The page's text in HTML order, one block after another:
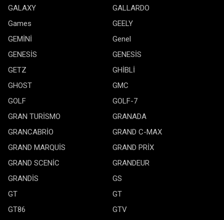
GALAXY
GALLARDO
Games
GEELY
GEMİNİ
Genel
GENESİS
GENESİS
GETZ
GHİBLİ
GHOST
GMC
GOLF
GOLF-7
GRAN TURİSMO
GRANADA
GRANCABRİO
GRAND C-MAX
GRAND MARQUİS
GRAND PRİX
GRAND SCENİC
GRANDEUR
GRANDİS
GS
GT
GT
GT86
GTV